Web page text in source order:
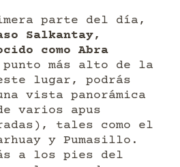
parte del día,
Salkantay,
como Abra
más alto de la
lugar, podrás
vista panorámica
varios apus
tales como el
y Pumasillo.
a los pies del